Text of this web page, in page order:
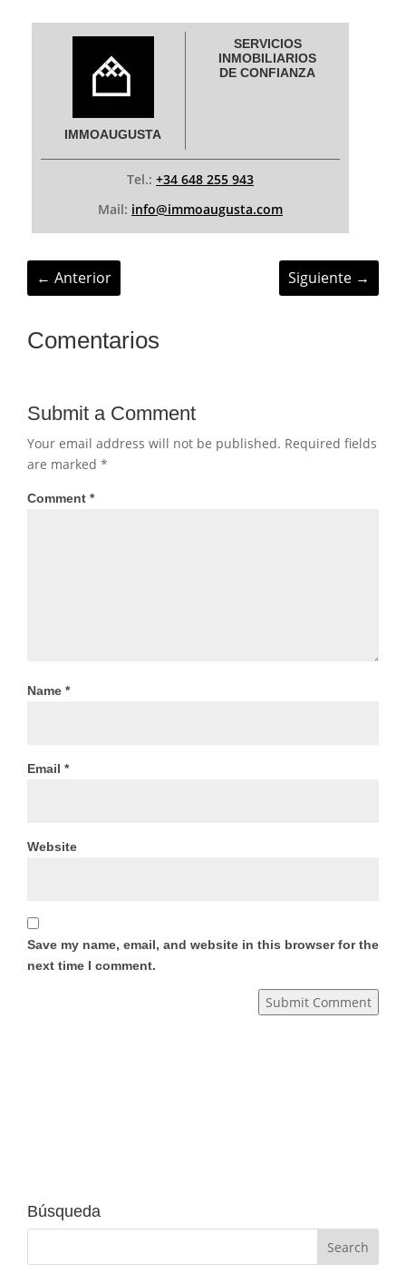
IMMOAUGUSTA
SERVICIOS
INMOBILIARIOS
DE CONFIANZA
Tel.: +34 648 255 943
Mail: info@immoaugusta.com
← Anterior Siguiente →
Comentarios
Submit a Comment
Your email address will not be published. Required fields
are marked *
Comment *
Name *
Email *
Website
Save my name, email, and website in this browser for the
next time I comment.
Submit Comment
Búsqueda